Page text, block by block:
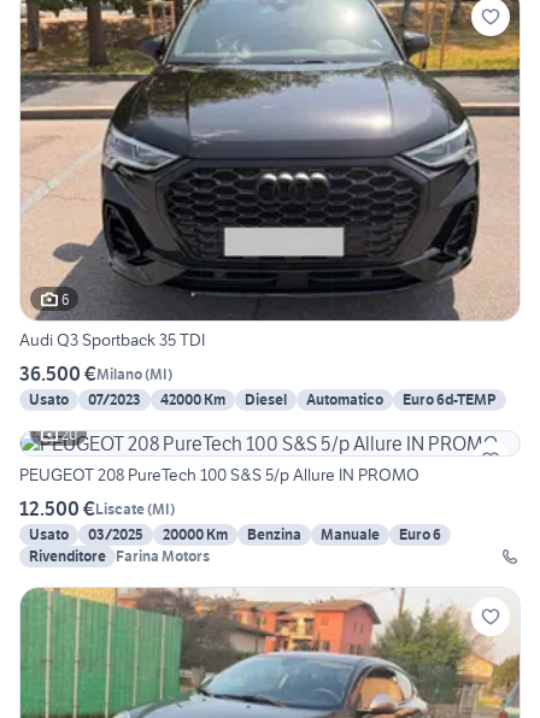
6
Audi Q3 Sportback 35 TDI
36.500 €Milano(MI)
Usato
07/2023 42000 Km Diesel Automatico
Euro 6d-TEMP
20
PEUGEOT 208 PureTech 100 S&S 5/p Allure IN PROMO
12.500 €Liscate(MI)
Usato
03/2025 20000 Km Benzina Manuale
Euro 6
Rivenditore Farina Motors